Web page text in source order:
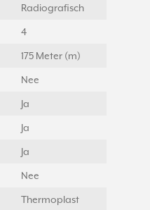
Radiografisch
4
175 Meter (m)
Nee
Ja
Ja
Ja
Nee
Thermoplast